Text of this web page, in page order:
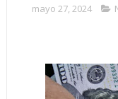
mayo 27, 2024